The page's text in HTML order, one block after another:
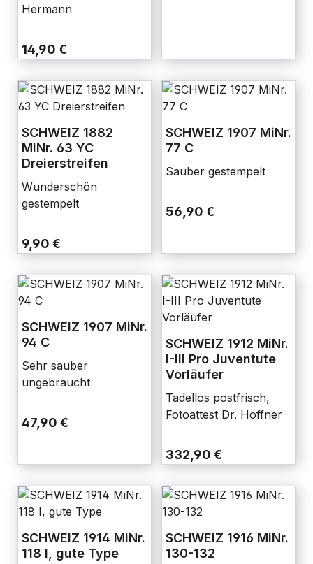
Hermann
14,90 €
SCHWEIZ 1882
MiNr. 63 YC
Dreierstreifen
Wunderschön
gestempelt
9,90 €
SCHWEIZ 1907 MiNr.
77 C
Sauber gestempelt
56,90 €
SCHWEIZ 1907 MiNr.
94 C
Sehr sauber
ungebraucht
47,90 €
SCHWEIZ 1912 MiNr.
I-III Pro Juventute
Vorläufer
Tadellos postfrisch,
Fotoattest Dr. Hoffner
332,90 €
SCHWEIZ 1914 MiNr.
118 I, gute Type
SCHWEIZ 1916 MiNr.
130-132